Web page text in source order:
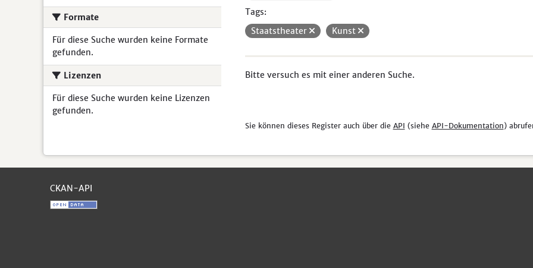
Formate
Für diese Suche wurden keine Formate
gefunden.
Lizenzen
Für diese Suche wurden keine Lizenzen
gefunden.
Tags:
Staatstheater
Kunst
Bitte versuch es mit einer anderen Suche.
Sie können dieses Register auch über die API (siehe API-Dokumentation)
CKAN-API